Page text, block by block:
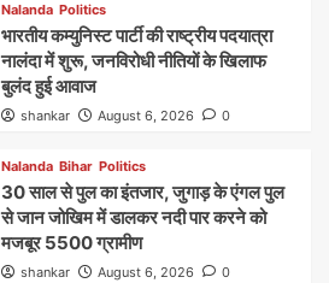
Nalanda Politics
भारतीय कम्युनिस्ट पार्टी की राष्ट्रीय पदयात्रा
नालंदा में शुरू, जनविरोधी नीतियों के खिलाफ
बुलंद हुई आवाज
shankar August 6, 2026 0
Nalanda Bihar Politics
30 साल से पुल का इंतजार, जुगाड़ के एंगल पुल
से जान जोखिम में डालकर नदी पार करने को
मजबूर 5500 ग्रामीण
shankar August 6, 2026 0